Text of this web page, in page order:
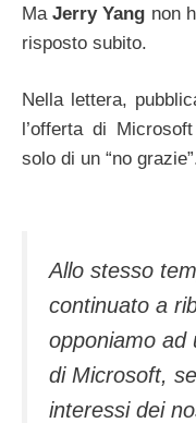
MaJerry Yang non
risposto subito.
Nella lettera,
l’offerta di
solo di un “no
Allo stesso
continuato a
opponiamo ad
di Microsoft,
interessi dei